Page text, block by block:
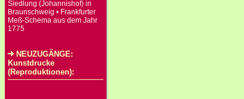
Siedlung (Johannishof) in
Braunschweig • Frankfurter
Meß-Schema aus dem Jahr
1775
NEUZUGÄNGE:
Kunstdrucke
(Reproduktionen):